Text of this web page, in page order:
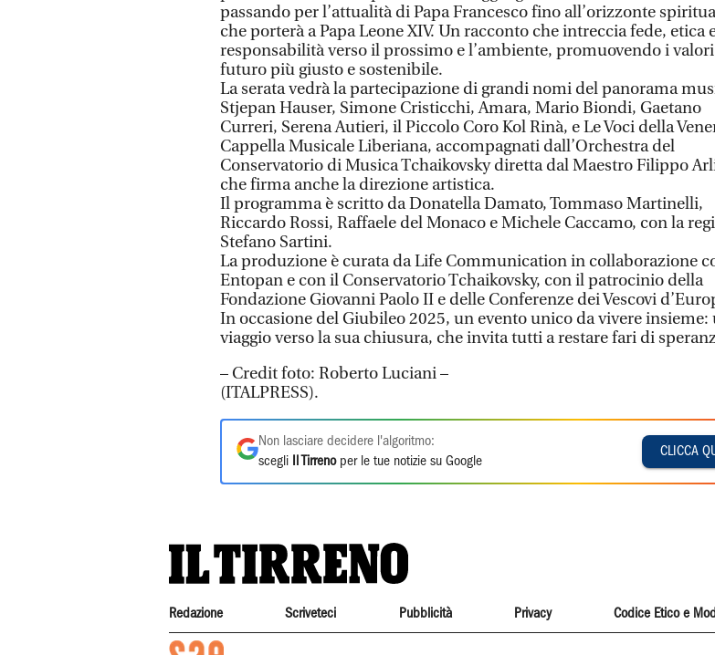
passando per l’attualità di Papa Francesco fino all’orizzonte
che porterà a Papa Leone XIV. Un racconto che intreccia fede, etica
responsabilità verso il prossimo e l’ambiente, promuovendo i
futuro più giusto e sostenibile.
La serata vedrà la partecipazione di grandi nomi del panorama
Stjepan Hauser, Simone Cristicchi, Amara, Mario Biondi, Gaetano
Curreri, Serena Autieri, il Piccolo Coro Kol Rinà, e Le Voci della
Cappella Musicale Liberiana, accompagnati dall’Orchestra del
Conservatorio di Musica Tchaikovsky diretta dal Maestro Filippo
che firma anche la direzione artistica.
Il programma è scritto da Donatella Damato, Tommaso Martinelli,
Riccardo Rossi, Raffaele del Monaco e Michele Caccamo, con la
Stefano Sartini.
La produzione è curata da Life Communication in collaborazione
Entopan e con il Conservatorio Tchaikovsky, con il patrocinio della
Fondazione Giovanni Paolo II e delle Conferenze dei Vescovi
In occasione del Giubileo 2025, un evento unico da vivere insieme:
viaggio verso la sua chiusura, che invita tutti a restare fari di
– Credit foto: Roberto Luciani –
(ITALPRESS).
Non lasciare decidere l'algoritmo:
scegli
Il Tirrenoper le tue notizie su Google
CLICCA
Redazione Scriveteci Pubblicità Privacy Codice Etico e